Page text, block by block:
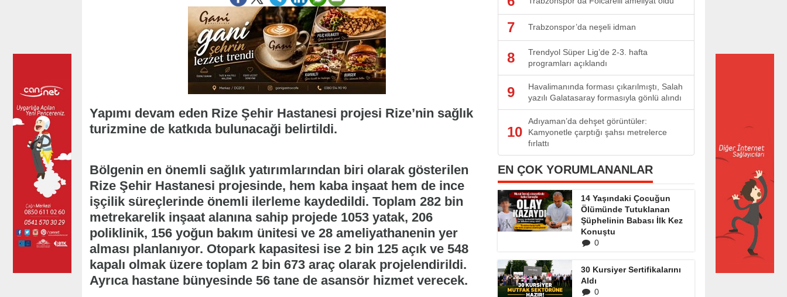
Yapımı devam eden Rize Şehir Hastanesi projesi Rize’nin sağlık
turizmine de katkıda bulunacaği belirtildi.
Bölgenin en önemli sağlık yatırımlarından biri olarak gösterilen
Rize Şehir Hastanesi projesinde, hem kaba inşaat hem de ince
işçilik süreçlerinde önemli ilerleme kaydedildi. Toplam 282 bin
metrekarelik inşaat alanına sahip projede 1053 yatak, 206
poliklinik, 156 yoğun bakım ünitesi ve 28 ameliyathanenin yer
alması planlanıyor. Otopark kapasitesi ise 2 bin 125 açık ve 548
kapalı olmak üzere toplam 2 bin 673 araç olarak projelendirildi.
Ayrıca hastane bünyesinde 56 tane de asansör hizmet verecek.
7 Trabzonspor’da neşeli idman
8
Trendyol Süper Lig’de 2-3. hafta
programları açıklandı
9
Havalimanında forması çıkarılmıştı, Salah
yazılı Galatasaray formasıyla gönlü alındı
10
Adıyaman’da dehşet görüntüler:
Kamyonetle çarptığı şahsı metrelerce
fırlattı
EN ÇOK YORUMLANANLAR
14 Yaşındaki Çocuğun
Ölümünde Tutuklanan
Şüphelinin Babası İlk Kez
Konuştu
0
30 Kursiyer Sertifikalarını
Aldı
0